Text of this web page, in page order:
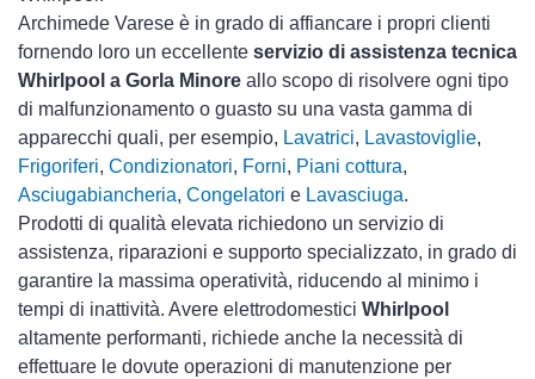
Archimede Varese è in grado di affiancare i propri clienti
fornendo loro un eccellente servizio di assistenza tecnica
Whirlpool a Gorla Minore allo scopo di risolvere ogni tipo
di malfunzionamento o guasto su una vasta gamma di
apparecchi quali, per esempio, Lavatrici, Lavastoviglie,
Frigoriferi, Condizionatori, Forni, Piani cottura,
Asciugabiancheria, Congelatori e Lavasciuga.
Prodotti di qualità elevata richiedono un servizio di
assistenza, riparazioni e supporto specializzato, in grado di
garantire la massima operatività, riducendo al minimo i
tempi di inattività. Avere elettrodomestici Whirlpool
altamente performanti, richiede anche la necessità di
effettuare le dovute operazioni di manutenzione per